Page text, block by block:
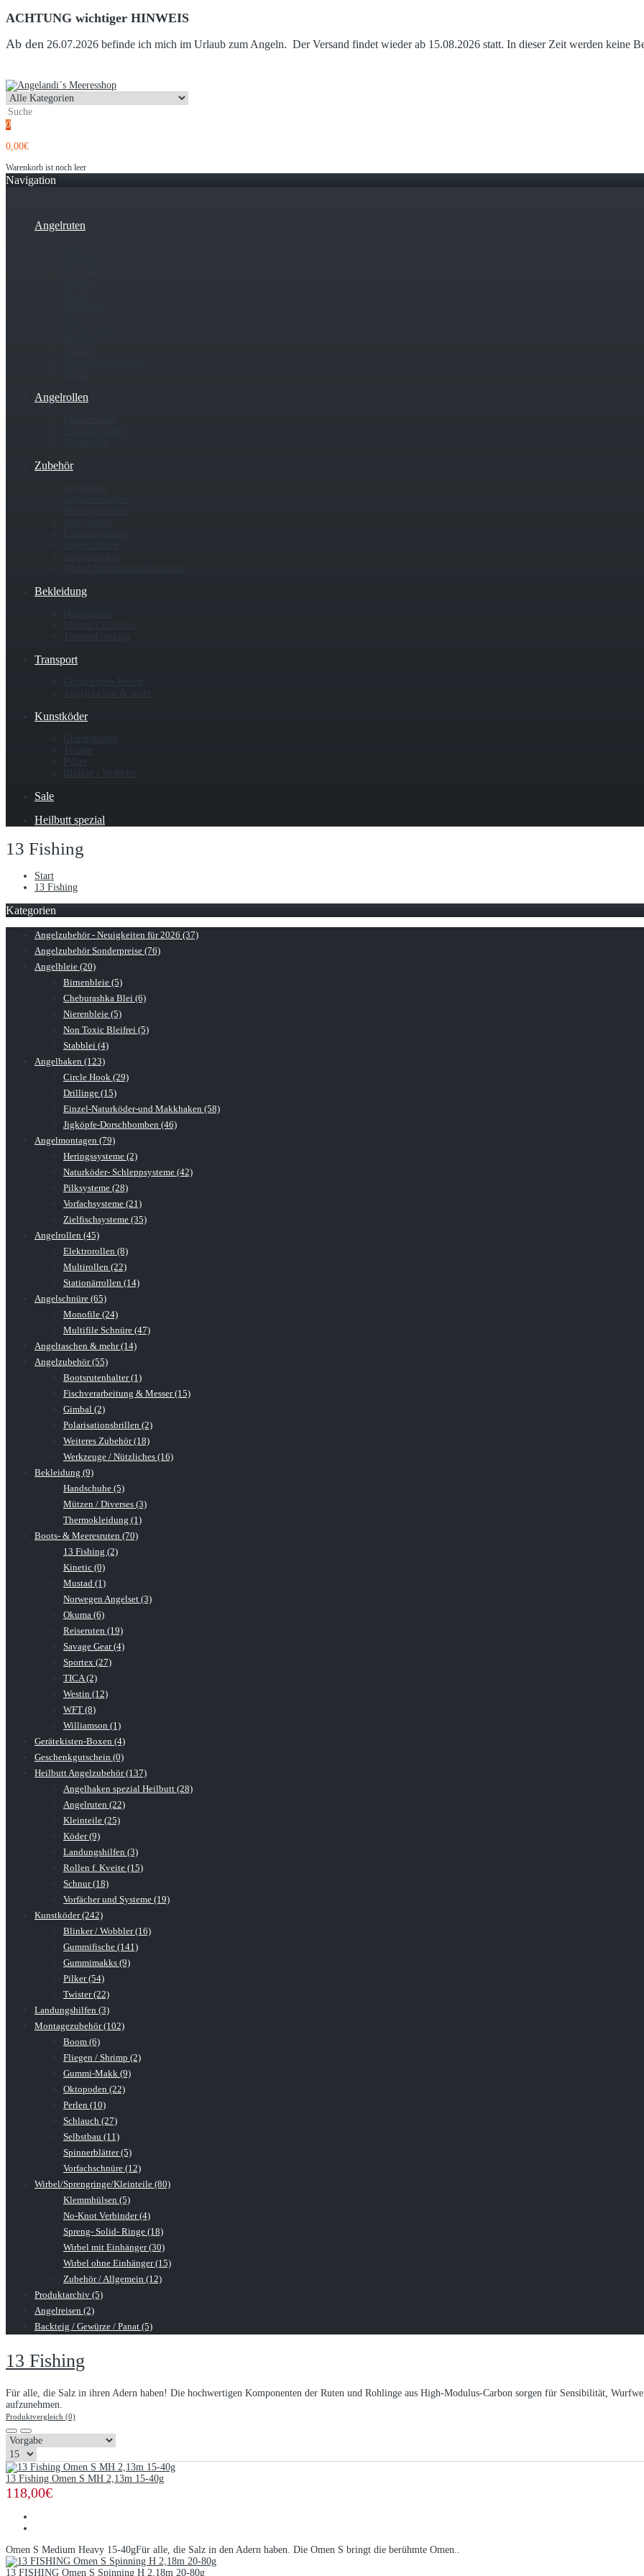
ACHTUNG wichtiger HINWEIS
Ab den 26.07.2026 befinde ich mich im Urlaub zum Angeln. Der Versand findet wieder ab 15.08.2026 statt. In dieser Zeit werden keine
0
0,00€
Warenkorb ist noch leer
Navigation
Angelruten
Angelrollen
Zubehör
Bekleidung
Transport
Kunstköder
Sale
Heilbutt spezial
13 Fishing
Start
13 Fishing
Kategorien
Angelzubehör - Neuigkeiten für 2026 (37)
Angelzubehör Sonderpreise (76)
Angelbleie (20)
Birnenbleie (5)
Cheburashka Blei (6)
Nierenbleie (5)
Non Toxic Bleifrei (5)
Stabblei (4)
Angelhaken (123)
Circle Hook (29)
Drillinge (15)
Einzel-Naturköder-und Makkhaken (58)
Jigköpfe-Dorschbomben (46)
Angelmontagen (79)
Heringssysteme (2)
Naturköder- Schleppsysteme (42)
Pilksysteme (28)
Vorfachsysteme (21)
Zielfischsysteme (35)
Angelrollen (45)
Elektrorollen (8)
Multirollen (22)
Stationärrollen (14)
Angelschnüre (65)
Monofile (24)
Multifile Schnüre (47)
Angeltaschen & mehr (14)
Angelzubehör (55)
Bootsrutenhalter (1)
Fischverarbeitung & Messer (15)
Gimbal (2)
Polarisationsbrillen (2)
Weiteres Zubehör (18)
Werkzeuge / Nützliches (16)
Bekleidung (9)
Handschuhe (5)
Mützen / Diverses (3)
Thermokleidung (1)
Boots- & Meeresruten (70)
13 Fishing (2)
Kinetic (0)
Mustad (1)
Norwegen Angelset (3)
Okuma (6)
Reiseruten (19)
Savage Gear (4)
Sportex (27)
TICA (2)
Westin (12)
WFT (8)
Williamson (1)
Gerätekisten-Boxen (4)
Geschenkgutschein (0)
Heilbutt Angelzubehör (137)
Angelhaken spezial Heilbutt (28)
Angelruten (22)
Kleinteile (25)
Köder (9)
Landungshilfen (3)
Rollen f. Kveite (15)
Schnur (18)
Vorfächer und Systeme (19)
Kunstköder (242)
Blinker / Wobbler (16)
Gummifische (141)
Gummimakks (9)
Pilker (54)
Twister (22)
Landungshilfen (3)
Montagezubehör (102)
Boom (6)
Fliegen / Shrimp (2)
Gummi-Makk (9)
Oktopoden (22)
Perlen (10)
Schlauch (27)
Selbstbau (11)
Spinnerblätter (5)
Vorfachschnüre (12)
Wirbel/Sprengringe/Kleinteile (80)
Klemmhülsen (5)
No-Knot Verbinder (4)
Spreng- Solid- Ringe (18)
Wirbel mit Einhänger (30)
Wirbel ohne Einhänger (15)
Zubehör / Allgemein (12)
Produktarchiv (5)
Angelreisen (2)
Backteig / Gewürze / Panat (5)
13 Fishing
Für alle, die Salz in ihren Adern haben! Die hochwertigen Komponenten der Ruten und Rohlinge aus High-Modulus-Carbon sorgen für Sensibilität,
aufzunehmen.
Produktvergleich (0)
13 Fishing Omen S MH 2,13m 15-40g
118,00€
Omen S Medium Heavy 15-40gFür alle, die Salz in den Adern haben. Die Omen S bringt die berühmte Omen..
13 FISHING Omen S Spinning H 2,18m 20-80g